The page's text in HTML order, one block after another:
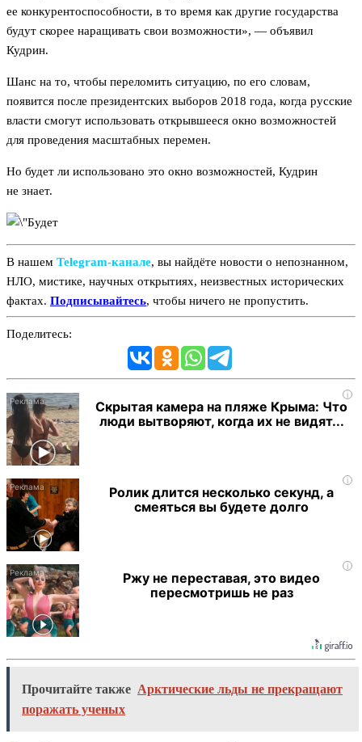
ее конкурентоспособности, в то время как другие государства
будут скорее наращивать свои возможности», — объявил
Кудрин.
Шанс на то, чтобы переломить ситуацию, по его словам,
появится после президентских выборов 2018 года, когда русские
власти смогут использовать открывшееся окно возможностей
для проведения масштабных перемен.
Но будет ли использовано это окно возможностей, Кудрин
не знает.
В нашем Telegram‑канале, вы найдёте новости о непознанном,
НЛО, мистике, научных открытиях, неизвестных исторических
фактах. Подписывайтесь, чтобы ничего не пропустить.
Поделитесь:
i
Скрытая камера на пляже Крыма: Что
люди вытворяют, когда их не видят...
i
Ролик длится несколько секунд, а
смеяться вы будете долго
i
Ржу не переставая, это видео
пересмотришь не раз
Прочитайте также Арктические льды не прекращают
поражать ученых